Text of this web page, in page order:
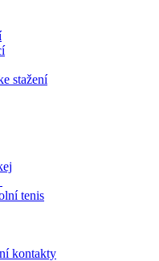
stažení
tenis
kontakty